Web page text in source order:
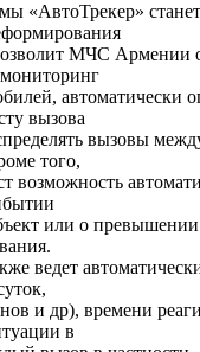
«АвтоТрекер»
МЧС Армении
автоматически
вызова
вызовы
того,
возможность
или о
ведет
и др), времени
в